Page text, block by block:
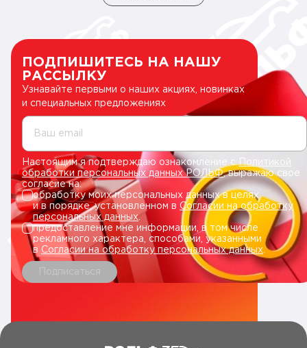
ПОДПИШИТЕСЬ НА НАШУ
РАССЫЛКУ
Узнавайте первыми о наших акциях, новинках
и специальных предложениях
Ваш email
Настоящим я подтверждаю ознакомление сПолитикой
обработки персональных данных РОЛЬФ, выражаю свое
согласие на:
обработку моих персональных данных в целях
и в порядке, установленном в Согласии на обработку
персональных данных.
предоставление мне информации, в том числе
рекламного характера, способами, указанными
в Согласии на обработку персональных данных
Подписаться